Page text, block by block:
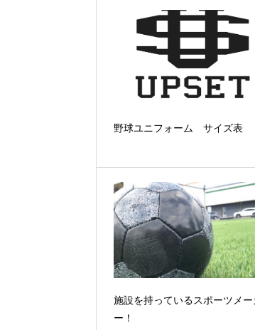
野球ユニフォーム サイズ表
施設を持っているスポーツメー
ー！